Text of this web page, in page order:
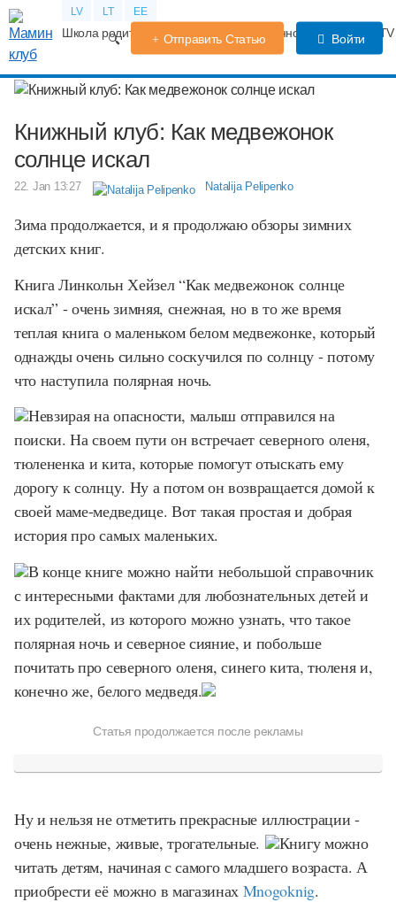
LV LT EE
Школа родителей Календарь беременности Форум
Отправить Статью Войти
Книжный клуб: Как медвежонок
солнце искал
22. Jan 13:27 Natalija Pelipenko
Зима продолжается, и я продолжаю обзоры зимних
детских книг.
Книга Линкольн Хейзел “Как медвежонок солнце
искал” - очень зимняя, снежная, но в то же время
теплая книга о маленьком белом медвежонке, который
однажды очень сильно соскучился по солнцу - потому
что наступила полярная ночь.
Невзирая на опасности, малыш отправился на
поиски. На своем пути он встречает северного оленя,
тюлененка и кита, которые помогут отыскать ему
дорогу к солнцу. Ну а потом он возвращается домой к
своей маме-медведице. Вот такая простая и добрая
история про самых маленьких.
В конце книге можно найти небольшой справочник
с интересными фактами для любознательных детей и
их родителей, из которого можно узнать, что такое
полярная ночь и северное сияние, и побольше
почитать про северного оленя, синего кита, тюленя и,
конечно же, белого медведя.
Статья продолжается после рекламы
Ну и нельзя не отметить прекрасные иллюстрации -
очень нежные, живые, трогательные.
Книгу можно
читать детям, начиная с самого младшего возраста. А
приобрести её можно в магазинах Mnogoknig.